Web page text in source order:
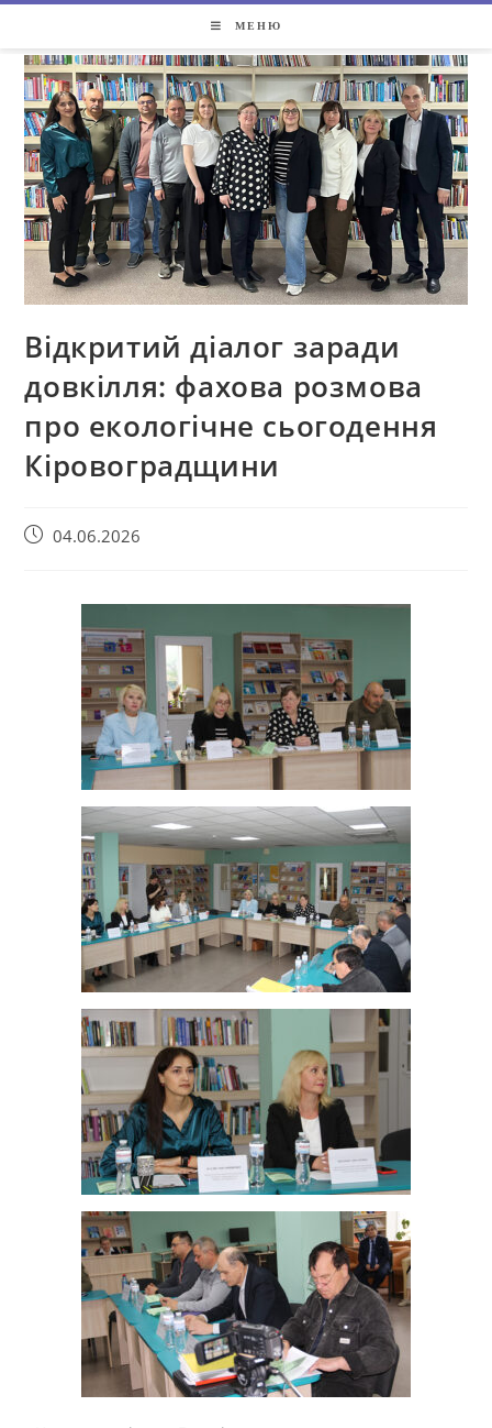
МЕНЮ
Відкритий діалог заради
довкілля: фахова розмова
про екологічне сьогодення
Кіровоградщини
04.06.2026